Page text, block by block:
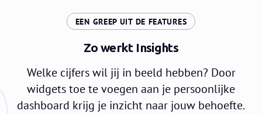
EEN GREEP UIT DE FEATURES:
Zo werkt Insights
Welke cijfers wil jij in beeld hebben? Door
widgets toe te voegen aan je persoonlijke
dashboard krijg je inzicht naar jouw behoefte.